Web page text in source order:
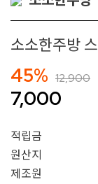
소소한주방
45% 12,900
7,000
적립금
원산지
제조원